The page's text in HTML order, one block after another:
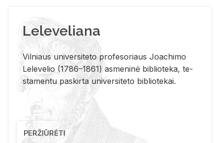
Leleveliana
Vil­niaus uni­ver­si­te­to pro­fe­so­riaus Jo­a­chi­mo
Le­le­ve­lio (1786–1861) as­me­ni­nė bi­b­lio­te­ka, te­
sta­men­tu pa­skir­ta uni­ver­si­te­to bi­b­lio­te­kai.
PERŽIŪRĖTI